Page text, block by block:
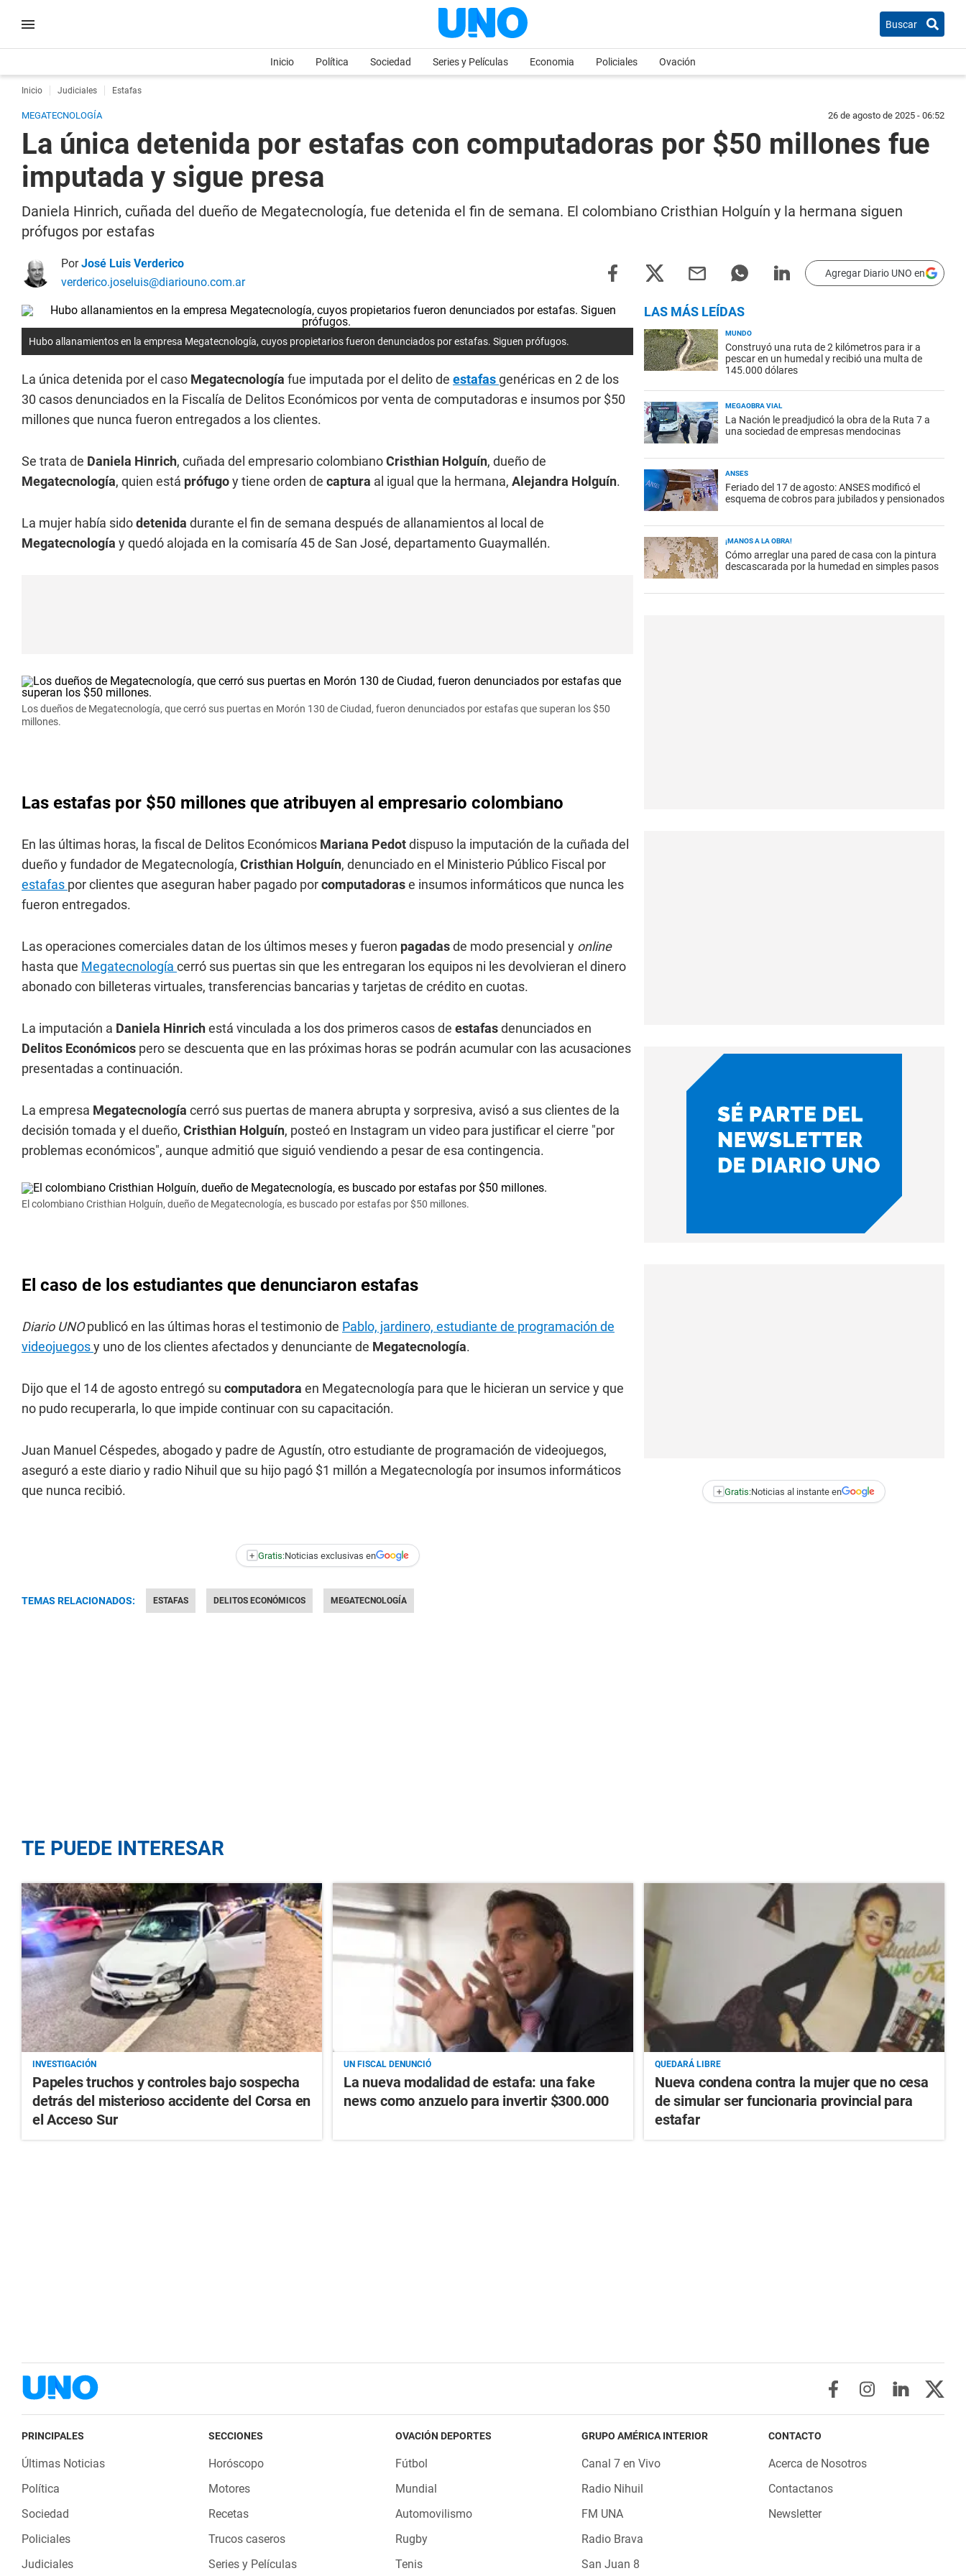
Buscar
Inicio Política Sociedad Series y Películas Economia Policiales Ovación
Inicio Judiciales Estafas
MEGATECNOLOGÍA 26 de agosto de 2025 - 06:52
La única detenida por estafas con computadoras por $50 millones fue
imputada y sigue presa
Daniela Hinrich, cuñada del dueño de Megatecnología, fue detenida el fin de semana. El colombiano Cristhian Holguín y la hermana siguen
prófugos por estafas
PorJosé Luis Verderico
verderico.joseluis@diariouno.com.ar
Agregar Diario UNO en
Hubo allanamientos en la empresa Megatecnología, cuyos propietarios fueron denunciados por estafas. Siguen prófugos.
La única detenida por el caso Megatecnología fue imputada por el delito de estafasgenéricas en 2 de los
30 casos denunciados en la Fiscalía de Delitos Económicos por venta de computadoras e insumos por $50
millones que nunca fueron entregados a los clientes.
Se trata de Daniela Hinrich, cuñada del empresario colombianoCristhian Holguín, dueño de
Megatecnología, quien está prófugoy tiene orden de captura al igual que la hermana, Alejandra Holguín.
La mujer había sidodetenida durante el fin de semana después de allanamientos al local de
Megatecnología y quedó alojada en la comisaría 45 de San José, departamento Guaymallén.
Los dueños de Megatecnología, que cerró sus puertas en Morón 130 de Ciudad, fueron denunciados por estafas que superan los $50
millones.
Las estafas por $50 millones que atribuyen al empresario colombiano
En las últimas horas, la fiscal de Delitos Económicos Mariana Pedotdispuso la imputación de la cuñada del
dueño y fundador de Megatecnología, Cristhian Holguín, denunciado en el Ministerio Público Fiscal por
estafas por clientes que aseguran haber pagado porcomputadorase insumos informáticos que nunca les
fueron entregados.
Las operaciones comerciales datan de los últimos meses y fueron pagadasde modo presencial y online
hasta que Megatecnología cerró sus puertas sin que les entregaran los equipos ni les devolvieran el dinero
abonado con billeteras virtuales, transferencias bancarias y tarjetas de crédito en cuotas.
La imputación a Daniela Hinrichestá vinculada a los dos primeros casos de estafasdenunciados en
Delitos Económicos pero se descuenta que en las próximas horas se podrán acumular con las acusaciones
presentadas a continuación.
La empresa Megatecnología cerró sus puertas de manera abrupta y sorpresiva, avisó a sus clientes de la
decisión tomada y el dueño, Cristhian Holguín, posteó en Instagram un video para justificar el cierre "por
problemas económicos", aunque admitió que siguió vendiendo a pesar de esa contingencia.
El colombiano Cristhian Holguín, dueño de Megatecnología, es buscado por estafas por $50 millones.
El caso de los estudiantes que denunciaron estafas
Diario UNOpublicó en las últimas horas el testimonio de Pablo, jardinero, estudiante de programación de
videojuegosy uno de los clientes afectados y denunciante de Megatecnología.
Dijo que el 14 de agosto entregó su computadora en Megatecnología para que le hicieran un service y que
no pudo recuperarla, lo que impide continuar con su capacitación.
Juan Manuel Céspedes, abogado y padre de Agustín, otro estudiante de programación de videojuegos,
aseguró a este diario y radio Nihuil que su hijo pagó $1 millón a Megatecnología por insumos informáticos
que nunca recibió.
+ Gratis:Noticias exclusivas en
TEMAS RELACIONADOS: ESTAFAS DELITOS ECONÓMICOS MEGATECNOLOGÍA
LAS MÁS LEÍDAS
MUNDO
Construyó una ruta de 2 kilómetros para ir a
pescar en un humedal y recibió una multa de
145.000 dólares
MEGAOBRA VIAL
La Nación le preadjudicó la obra de la Ruta 7 a
una sociedad de empresas mendocinas
ANSES
Feriado del 17 de agosto: ANSES modificó el
esquema de cobros para jubilados y pensionados
¡MANOS A LA OBRA!
Cómo arreglar una pared de casa con la pintura
descascarada por la humedad en simples pasos
+ Gratis:Noticias al instante en
TE PUEDE INTERESAR
INVESTIGACIÓN
Papeles truchos y controles bajo sospecha
detrás del misterioso accidente del Corsa en
el Acceso Sur
UN FISCAL DENUNCIÓ
La nueva modalidad de estafa: una fake
news como anzuelo para invertir $300.000
QUEDARÁ LIBRE
Nueva condena contra la mujer que no cesa
de simular ser funcionaria provincial para
estafar
PRINCIPALES
Últimas Noticias
Política
Sociedad
Policiales
Judiciales
SECCIONES
Horóscopo
Motores
Recetas
Trucos caseros
Series y Películas
OVACIÓN DEPORTES
Fútbol
Mundial
Automovilismo
Rugby
Tenis
GRUPO AMÉRICA INTERIOR
Canal 7 en Vivo
Radio Nihuil
FM UNA
Radio Brava
San Juan 8
CONTACTO
Acerca de Nosotros
Contactanos
Newsletter